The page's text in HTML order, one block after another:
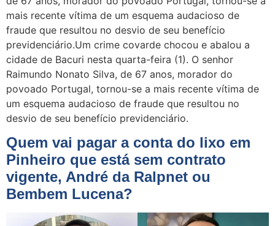
mais recente vítima de um esquema audacioso de
fraude que resultou no desvio de seu benefício
previdenciário.Um crime covarde chocou e abalou a
cidade de Bacuri nesta quarta-feira (1). O senhor
Raimundo Nonato Silva, de 67 anos, morador do
povoado Portugal, tornou-se a mais recente vítima de
um esquema audacioso de fraude que resultou no
desvio de seu benefício previdenciário.
Quem vai pagar a conta do lixo em
Pinheiro que está sem contrato
vigente, André da Ralpnet ou
Bembem Lucena?